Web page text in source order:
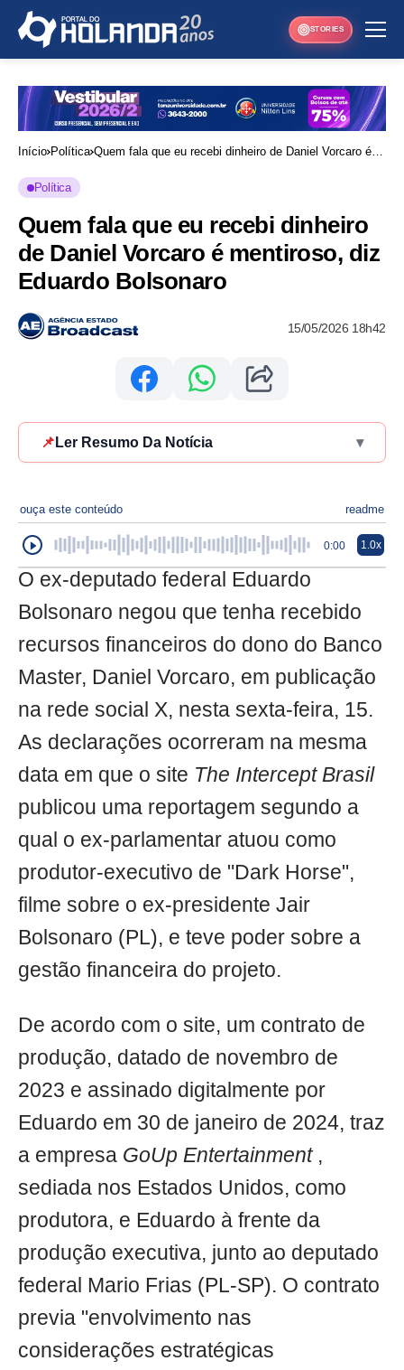
STORIES
Início Política Quem fala que eu recebi dinheiro de Daniel Vorcaro é
Política
Quem fala que eu recebi dinheiro
de Daniel Vorcaro é mentiroso, diz
Eduardo Bolsonaro
15/05/2026 18h42
📌 Ler Resumo Da Notícia ▾
ouça este conteúdo readme
0:00 1.0x
O ex-deputado federal Eduardo
Bolsonaro negou que tenha recebido
recursos financeiros do dono do Banco
Master, Daniel Vorcaro, em publicação
na rede social X, nesta sexta-feira, 15.
As declarações ocorreram na mesma
data em que o site The Intercept Brasil
publicou uma reportagem segundo a
qual o ex-parlamentar atuou como
produtor-executivo de "Dark Horse",
filme sobre o ex-presidente Jair
Bolsonaro (PL), e teve poder sobre a
gestão financeira do projeto.
De acordo com o site, um contrato de
produção, datado de novembro de
2023 e assinado digitalmente por
Eduardo em 30 de janeiro de 2024, traz
a empresa GoUp Entertainment ,
sediada nos Estados Unidos, como
produtora, e Eduardo à frente da
produção executiva, junto ao deputado
federal Mario Frias (PL-SP). O contrato
previa "envolvimento nas
considerações estratégicas